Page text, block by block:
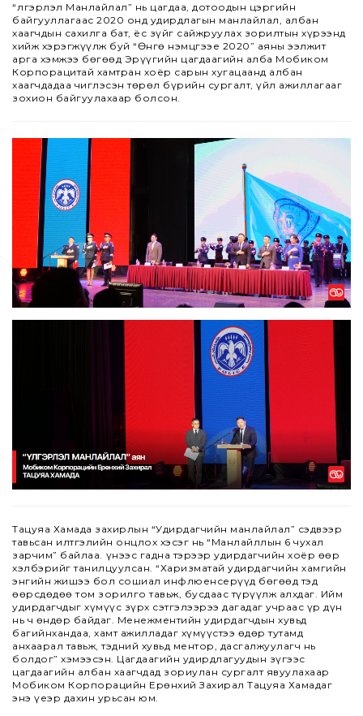
“Үлгэрлэл Манлайлал” нь цагдаа, дотоодын цэргийн
байгууллагаас 2020 онд удирдлагын манлайлал, албан
хаагчдын сахилга бат, ёс зүйг сайжруулах зорилтын хүрээнд
хийж хэрэгжүүлж буй “Өнгө нэмцгээе 2020” аяны ээлжит
арга хэмжээ бөгөөд Эрүүгийн цагдаагийн алба Мобиком
Корпорацитай хамтран хоёр сарын хугацаанд албан
хаагчдадаа чиглэсэн төрөл бүрийн сургалт, үйл ажиллагааг
зохион байгуулахаар болсон.
Тацуяа Хамада захирлын “Удирдагчийн манлайлал” сэдвээр
тавьсан илтгэлийн онцлох хэсэг нь “Манлайллын 6 чухал
зарчим” байлаа. Үүнээс гадна тэрээр удирдагчийн хоёр өөр
хэлбэрийг танилцуулсан. “Харизматай удирдагчийн хамгийн
энгийн жишээ бол сошиал инфлюенсерүүд бөгөөд тэд
өөрсдөдөө том зорилго тавьж, бусдаас түрүүлж алхдаг. Ийм
удирдагчдыг хүмүүс зүрх сэтгэлээрээ дагадаг учраас үр дүн
нь ч өндөр байдаг. Менежментийн удирдагчдын хувьд
багийнхандаа, хамт ажилладаг хүмүүстээ өдөр тутамд
анхаарал тавьж, тэдний хувьд ментор, дасгалжуулагч нь
болдог” хэмээсэн. Цагдаагийн удирдлагуудын зүгээс
цагдаагийн албан хаагчдад зориулан сургалт явуулахаар
Мобиком Корпорацийн Ерөнхий Захирал Тацуяа Хамадаг
энэ үеэр дахин урьсан юм.